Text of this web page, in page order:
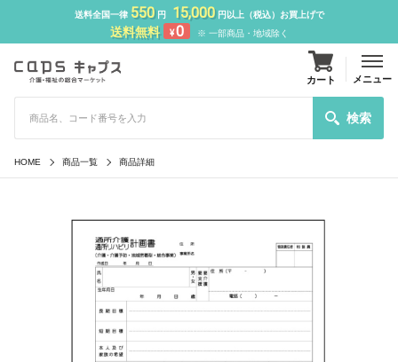
送料全国一律 550円 15,000円以上（税込）お買上げで
送料無料 ¥0 ※ 一部商品・地域除く
検索
カート メニュー
HOME 商品一覧 商品詳細